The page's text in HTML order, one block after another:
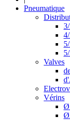
Pneumatique
Valves
Vérins